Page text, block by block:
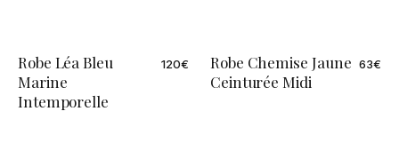
Robe Léa Bleu
Marine
Intemporelle
120€ ÉDITION LIMITÉE
Robe Chemise Jaune
Ceinturée Midi
63€